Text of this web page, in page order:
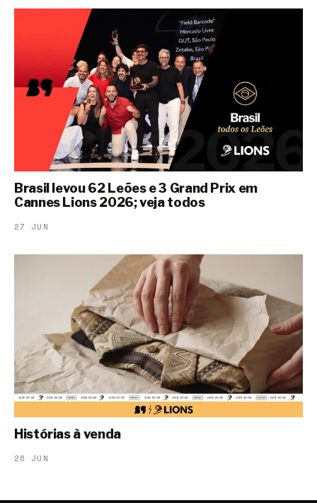
Brasil levou 62 Leões e 3 Grand Prix em
Cannes Lions 2026; veja todos
27 JUN
Histórias à venda
26 JUN